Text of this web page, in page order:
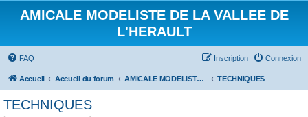
AMICALE MODELISTE DE LA VALLEE DE
L'HERAULT
FAQ Connexion
Inscription
Accueil Accueil du forum AMICALE MODELISTE DE LA VALLEE DE L'HERAULT TECHNIQUES
TECHNIQUES